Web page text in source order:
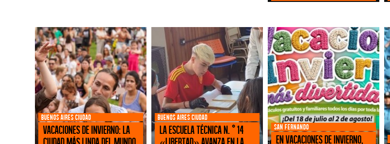
BUENOS AIRES CIUDAD
Vacaciones de invierno: la
BUENOS AIRES CIUDAD
La Escuela Técnica N. ° 14
SAN FERNANDO
En Vacaciones de Invierno,